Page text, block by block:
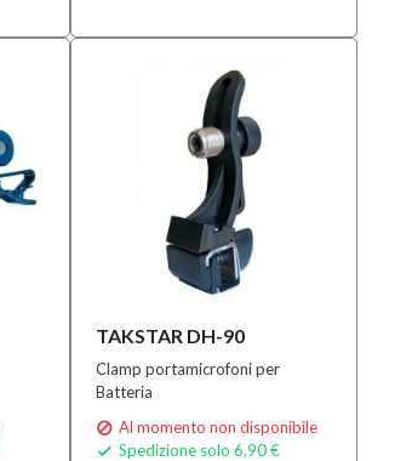
TAKSTAR DH-90
Clamp portamicrofoni per
Batteria
 Al momento non disponibile
 Spedizione solo 6,90 €